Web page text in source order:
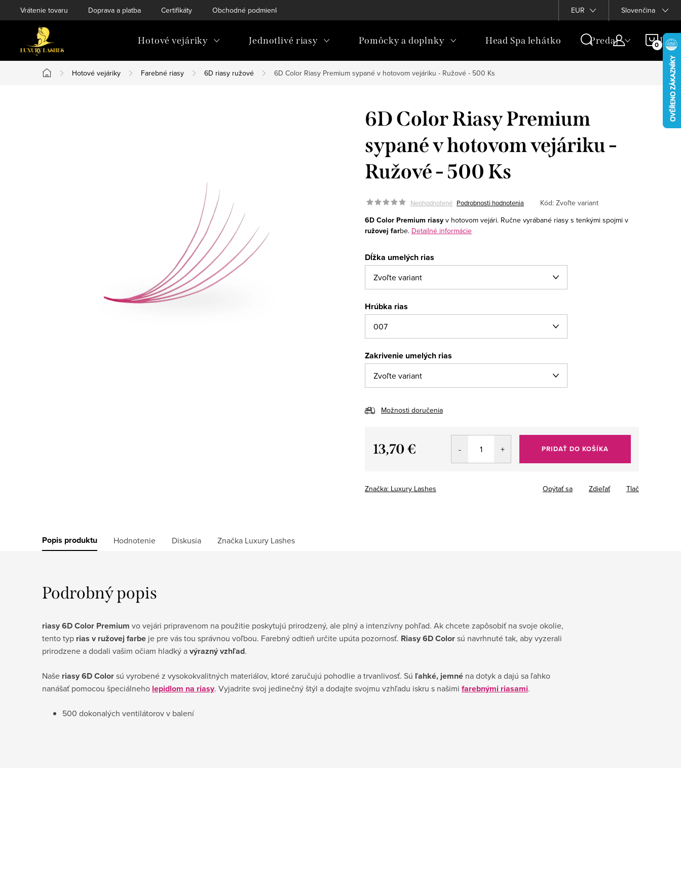
na
Vrátenie tovaru Doprava a platba Certifikáty Obchodné podmienky EUR Slovenčina
Hotové vejáriky Jednotlivé riasy Pomôcky a doplnky Head Spa lehátko Predaj
Domov
Hotové vejáriky Farebné riasy 6D riasy ružové 6D Color Riasy Premium sypané v hotovom vejáriku - Ružové - 500 Ks
6D Color Riasy Premium
sypané v hotovom vejáriku -
Ružové - 500 Ks
Neohodnotené Podrobnosti hodnotenia Kód: Zvoľte variant
6D Color Premium riasy v hotovom vejári. Ručne vyrábané riasy s tenkými spojmi v
ružovej farbe. Detailné informácie
Dĺžka umelých rias
Hrúbka rias
Zakrivenie umelých rias
Možnosti doručenia
13,70 € PRIDAŤ DO KOŠÍKA
Značka: Luxury Lashes Tlač
Opýtať sa Zdieľať
Popis produktu Hodnotenie Diskusia Značka Luxury Lashes
Podrobný popis
riasy 6D Color Premium vo vejári pripravenom na použitie poskytujú prirodzený, ale plný a intenzívny pohľad. Ak chcete zapôsobiť na svoje okolie,
tento typ rias v ružovej farbe je pre vás tou správnou voľbou. Farebný odtieň určite upúta pozornosť. Riasy 6D Colorsú navrhnuté tak, aby vyzerali
prirodzene a dodali vašim očiam hladký avýrazný vzhľad.
Naše riasy 6D Colorsú vyrobené z vysokokvalitných materiálov, ktoré zaručujú pohodlie a trvanlivosť. Sú ľahké, jemné na dotyk a dajú sa ľahko
nanášať pomocou špeciálneho lepidlom na riasy. Vyjadrite svoj jedinečný štýl a dodajte svojmu vzhľadu iskru s našimi farebnými riasami.
500 dokonalých ventilátorov v balení